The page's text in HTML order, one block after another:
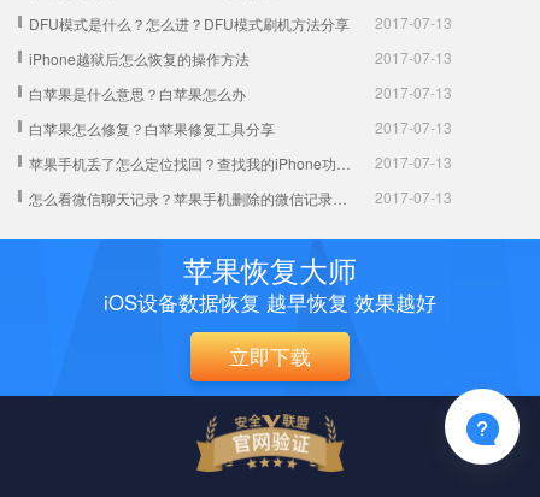
DFU模式是什么？怎么进？DFU模式刷机方法分享
2017-07-13
iPhone越狱后怎么恢复的操作方法
2017-07-13
白苹果是什么意思？白苹果怎么办
2017-07-13
白苹果怎么修复？白苹果修复工具分享
2017-07-13
苹果手机丢了怎么定位找回？查找我的iPhone功能实用解析
2017-07-13
怎么看微信聊天记录？苹果手机删除的微信记录找回教程
2017-07-13
苹果恢复大师
iOS设备数据恢复 越早恢复 效果越好
立即下载
